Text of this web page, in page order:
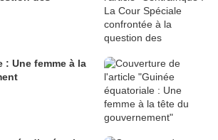
: Une femme à la